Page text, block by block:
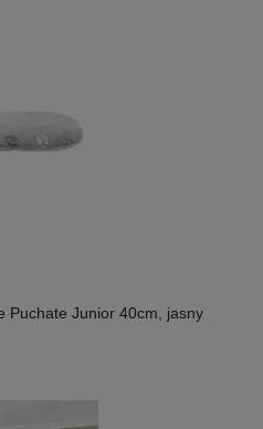
Puchate Junior 40cm, jasny